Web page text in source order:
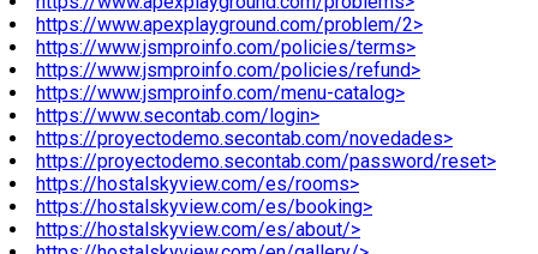
https://www.apexplayground.com/problem/2>
https://www.jsmproinfo.com/policies/terms>
https://www.jsmproinfo.com/policies/refund>
https://www.jsmproinfo.com/menu-catalog>
https://www.secontab.com/login>
https://proyectodemo.secontab.com/novedades>
https://proyectodemo.secontab.com/password/reset>
https://hostalskyview.com/es/rooms>
https://hostalskyview.com/es/booking>
https://hostalskyview.com/es/about/>